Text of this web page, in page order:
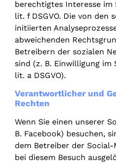
berechtigtes Interesse im
lit. f DSGVO. Die von den
initiierten
abweichenden
Betreibern der sozialen
sind (z. B. Einwilligung im
lit. a DSGVO).
Verantwortlicher und
Rechten
Wenn Sie einen unserer
B. Facebook) besuchen,
dem Betreiber der
bei diesem Besuch